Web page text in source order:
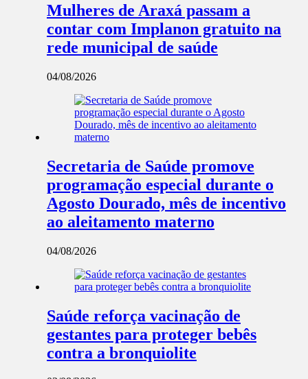
Mulheres de Araxá passam a
contar com Implanon gratuito na
rede municipal de saúde
04/08/2026
Secretaria de Saúde promove
programação especial durante o
Agosto Dourado, mês de incentivo
ao aleitamento materno
04/08/2026
Saúde reforça vacinação de
gestantes para proteger bebês
contra a bronquiolite